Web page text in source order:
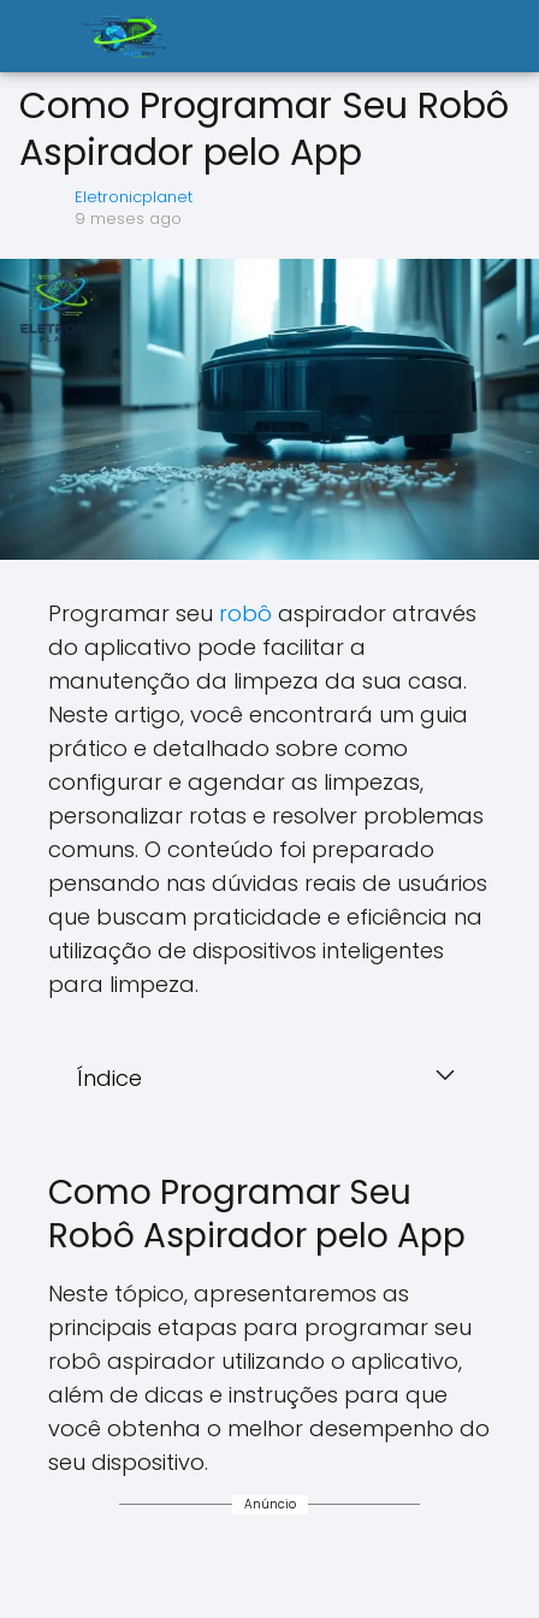
Como Programar Seu Robô
Aspirador pelo App
Eletronicplanet
9 meses ago
Programar seu robô aspirador através
do aplicativo pode facilitar a
manutenção da limpeza da sua casa.
Neste artigo, você encontrará um guia
prático e detalhado sobre como
configurar e agendar as limpezas,
personalizar rotas e resolver problemas
comuns. O conteúdo foi preparado
pensando nas dúvidas reais de usuários
que buscam praticidade e eficiência na
utilização de dispositivos inteligentes
para limpeza.
Índice
Como Programar Seu
Robô Aspirador pelo App
Neste tópico, apresentaremos as
principais etapas para programar seu
robô aspirador utilizando o aplicativo,
além de dicas e instruções para que
você obtenha o melhor desempenho do
seu dispositivo.
Anúncio